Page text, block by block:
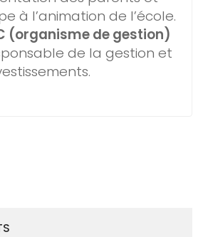
à l’animation de l’école.
(organisme de gestion)
de la gestion et